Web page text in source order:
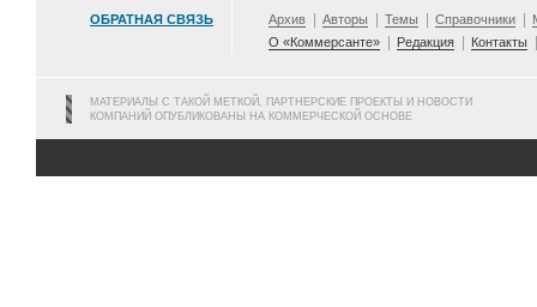
ОБРАТНАЯ СВЯЗЬ Архив Авторы Темы Справочники
О «Коммерсанте»
Редакция Контакты
МАТЕРИАЛЫ С ТАКОЙ МЕТКОЙ, ПАРТНЕРСКИЕ ПРОЕКТЫ И НОВОСТИ
КОМПАНИЙ ОПУБЛИКОВАНЫ НА КОММЕРЧЕСКОЙ ОСНОВЕ